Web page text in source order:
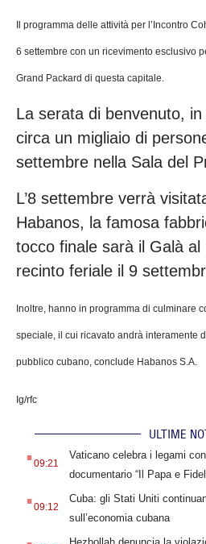
Il programma delle attività per l’Incontro
6 settembre con un ricevimento esclusivo
Grand Packard di questa capitale.
La serata di benvenuto,
circa un migliaio di
settembre nella Sala del
L’8 settembre verrà
Habanos, la famosa
tocco finale sarà il Galà al
recinto feriale il 9
Inoltre, hanno in programma di culminare
speciale, il cui ricavato andrà interamente
pubblico cubano, conclude Habanos S.A.
Ig/rfc
ULTIME
.09:21
Vaticano celebra i legami
documentario “Il Papa e
.09:12
Cuba: gli Stati Uniti
sull’economia cubana
.